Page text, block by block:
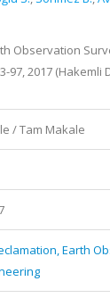
Observation
97, 2017 (Hakemli
/ Tam Makale
Earth